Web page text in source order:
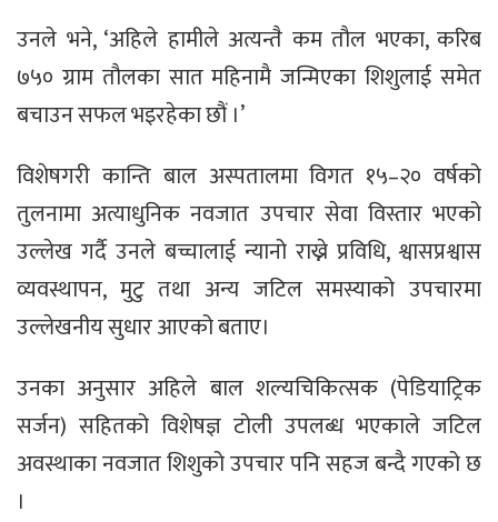
उनले भने, ‘अहिले हामीले अत्यन्तै कम तौल भएका, करिब
७५० ग्राम तौलका सात महिनामै जन्मिएका शिशुलाई समेत
बचाउन सफल भइरहेका छौं ।’
विशेषगरी कान्ति बाल अस्पतालमा विगत १५–२० वर्षको
तुलनामा अत्याधुनिक नवजात उपचार सेवा विस्तार भएको
उल्लेख गर्दै उनले बच्चालाई न्यानो राख्ने प्रविधि, श्वासप्रश्वास
व्यवस्थापन, मुटु तथा अन्य जटिल समस्याको उपचारमा
उल्लेखनीय सुधार आएको बताए।
उनका अनुसार अहिले बाल शल्यचिकित्सक (पेडियाट्रिक
सर्जन) सहितको विशेषज्ञ टोली उपलब्ध भएकाले जटिल
अवस्थाका नवजात शिशुको उपचार पनि सहज बन्दै गएको छ
।